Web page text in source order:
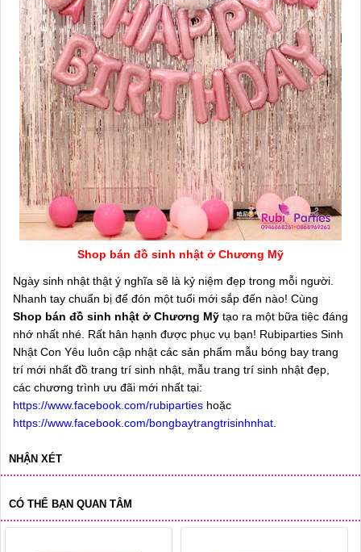
Shop bán đồ sinh nhật ở Chương Mỹ
Ngày sinh nhật thật ý nghĩa sẽ là kỷ niệm đẹp trong mỗi người.
Nhanh tay chuẩn bị để đón một tuổi mới sắp đến nào! Cùng
Shop bán đồ sinh nhật ở Chương Mỹ tạo ra một bữa tiệc đáng
nhớ nhất nhé. Rất hân hạnh được phục vụ bạn! Rubiparties Sinh
Nhật Con Yêu luôn cập nhật các sản phẩm mẫu bóng bay trang
trí mới nhất đồ trang trí sinh nhật, mẫu trang trí sinh nhật đẹp,
các chương trình ưu đãi mới nhất tại:
https://www.facebook.com/rubiparties hoặc
https://www.facebook.com/bongbaytrangtrisinhnhat
NHẬN XÉT
CÓ THỂ BẠN QUAN TÂM